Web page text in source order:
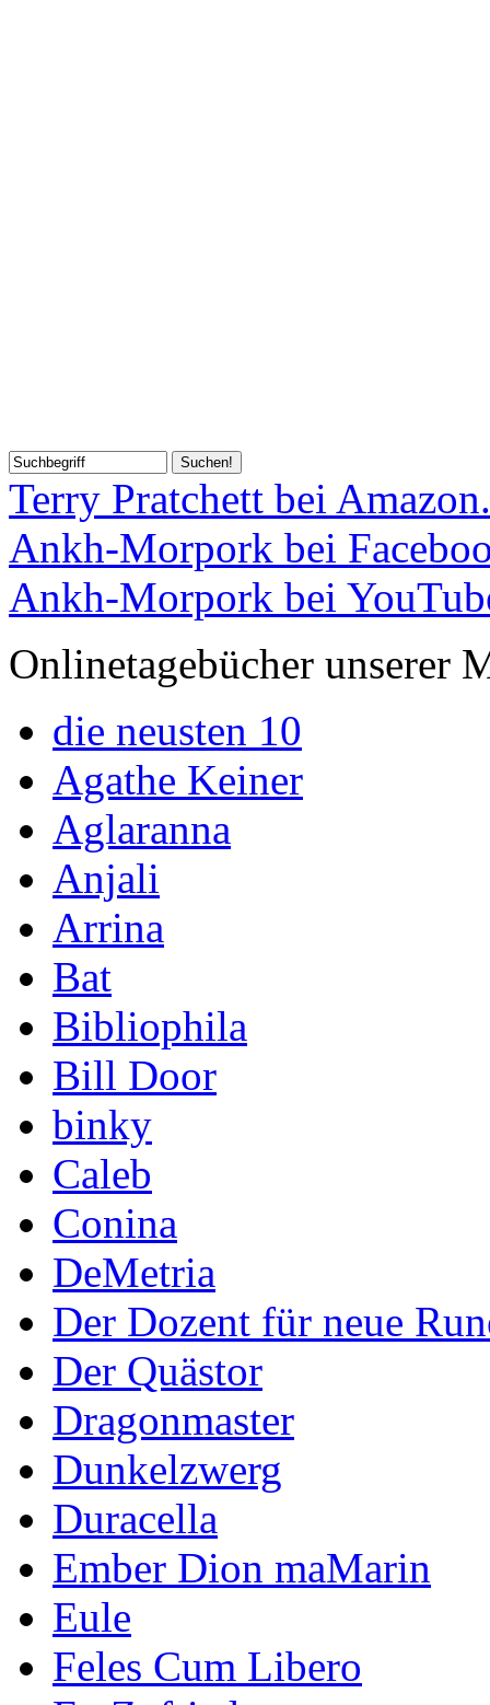
Terry Pratchett bei
Ankh-Morpork bei
Ankh-Morpork bei
Onlinetagebücher unserer
die neusten 10
Agathe Keiner
Aglaranna
Anjali
Arrina
Bat
Bibliophila
Bill Door
binky
Caleb
Conina
DeMetria
Der Dozent für neue
Der Quästor
Dragonmaster
Dunkelzwerg
Duracella
Ember Dion maMarin
Eule
Feles Cum Libero